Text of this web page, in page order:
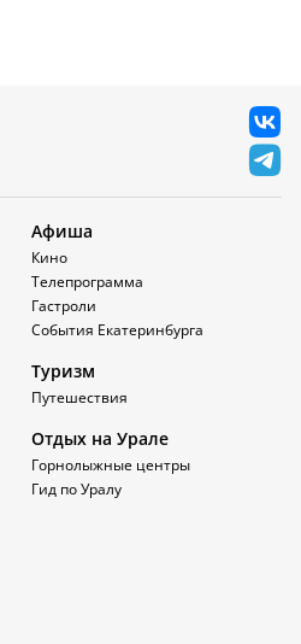
Афиша
Кино
Телепрограмма
Гастроли
События Екатеринбурга
Туризм
Путешествия
Отдых на Урале
Горнолыжные центры
Гид по Уралу